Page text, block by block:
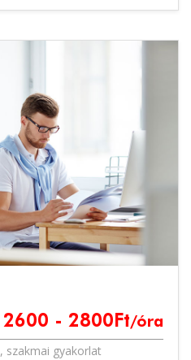
2600 - 2800 Ft/óra
, szakmai gyakorlat